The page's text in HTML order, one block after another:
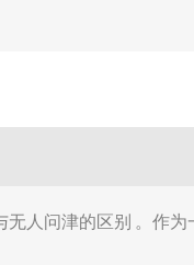
人问津的区别 。作